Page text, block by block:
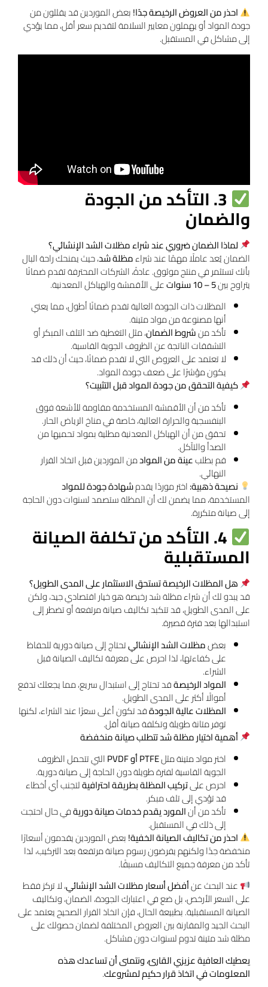
احذر من العروض الرخيصة جدًا!بعض الموردين قد يقللون من
جودة المواد أو يهملون معايير السلامة لتقديم سعر أقل، مما يؤدي
إلى مشاكل في المستقبل.
3. التأكد من الجودة
والضمان
لماذا الضمان ضروري عند شراء مظلات الشد الإنشائي؟
الضمان يُعد عاملًا مهمًا عند شراءمظلة شد، حيث يمنحك راحة البال
بأنك تستثمر في منتج موثوق. عادةً، الشركات المحترفة تقدم ضمانًا
يتراوح بين5 – 10 سنوات
على الأقمشة والهياكل المعدنية.
المظلات ذات الجودة العالية تقدم ضمانًا أطول، مما يعني
أنها مصنوعة من مواد متينة.
تأكد منشروط الضمان، مثل التغطية ضد التلف المبكر أو
التشققات الناتجة عن الظروف الجوية القاسية.
لا تعتمد على العروض التي لا تقدم ضمانًا، حيث أن ذلك قد
يكون مؤشرًا على ضعف جودة المواد.
كيفية التحقق من جودة المواد قبل التثبيت؟
تأكد من أن الأقمشة المستخدمة مقاومة للأشعة فوق
البنفسجية والحرارة العالية، خاصة في مناخ الرياض الحار.
تحقق من أن الهياكل المعدنية مطلية بمواد تحميها من
الصدأ والتآكل.
قم بطلبعينة من الموادمن الموردين قبل اتخاذ القرار
النهائي.
نصيحة ذهبية:اختر موردًا يقدمشهادة جودة للمواد
المستخدمة، مما يضمن لك أن المظلة ستصمد لسنوات دون الحاجة
إلى صيانة متكررة.
4. التأكد من تكلفة الصيانة
المستقبلية
هل المظلات الرخيصة تستحق الاستثمار على المدى الطويل؟
قد يبدو لك أن شراء مظلة شد رخيصة هو خيار اقتصادي جيد، ولكن
على المدى الطويل، قد تتكبد تكاليف صيانة مرتفعة أو تضطر إلى
استبدالها بعد فترة قصيرة.
بعضمظلات الشد الإنشائيتحتاج إلى صيانة دورية للحفاظ
على كفاءتها، لذا احرص على معرفة تكاليف الصيانة قبل
الشراء.
المواد الرخيصةقد تحتاج إلى استبدال سريع، مما يجعلك تدفع
أموالًا أكثر على المدى الطويل.
المظلات عالية الجودةقد تكون أغلى سعرًا عند الشراء، لكنها
توفر متانة طويلة وتكلفة صيانة أقل.
أهمية اختيار مظلة شد تتطلب صيانة منخفضة
اختر مواد متينة مثلPTFE أو PVDF التي تتحمل الظروف
الجوية القاسية لفترة طويلة دون الحاجة إلى صيانة دورية.
احرص علىتركيب المظلة بطريقة احترافيةلتجنب أي أخطاء
قد تؤدي إلى تلف مبكر.
تأكد من أنالمورد يقدم خدمات صيانة دوريةفي حال احتجت
إلى ذلك في المستقبل.
احذر من تكاليف الصيانة الخفية!بعض الموردين يقدمون أسعارًا
منخفضة جدًا ولكنهم يفرضون رسوم صيانة مرتفعة بعد التركيب، لذا
تأكد من معرفة جميع التكاليف مسبقًا.
عند البحث عنأفضل أسعار مظلات الشد الإنشائي، لا تركز فقط
على السعر الأرخص، بل ضع في اعتبارك الجودة، الضمان، وتكاليف
الصيانة المستقبلية. بطبيعة الحال، فإن اتخاذ القرار الصحيح يعتمد على
البحث الجيد والمقارنة بين العروض المختلفة لضمان حصولك على
مظلة شد متينة تدوم لسنوات دون مشاكل.
يعطيك العافية عزيزي القارئ، ونتمنى أن تساعدك هذه
المعلومات في اتخاذ قرار حكيم لمشروعك.